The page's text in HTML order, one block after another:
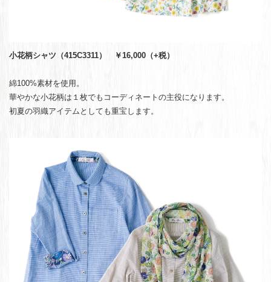
小花柄シャツ（415C3311） ￥16,000（+税）
綿100%素材を使用。
華やかな小花柄は１枚でもコーディネートの主役になります。
初夏の羽織アイテムとしても重宝します。